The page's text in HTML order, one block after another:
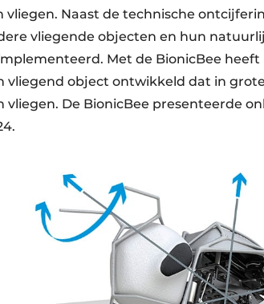
vliegen. Naast de technische
vliegende objecten en hun
Met de BionicBee
vliegend object ontwikkeld dat in
vliegen. De BionicBee presenteerde